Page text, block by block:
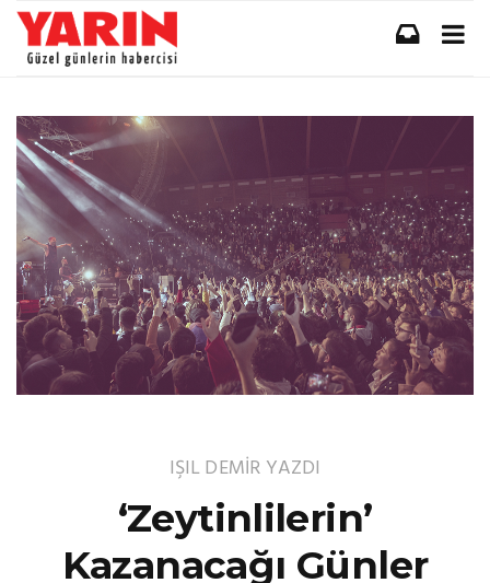
IŞIL DEMİR YAZDI
‘Zeytinlilerin’
Kazanacağı Günler